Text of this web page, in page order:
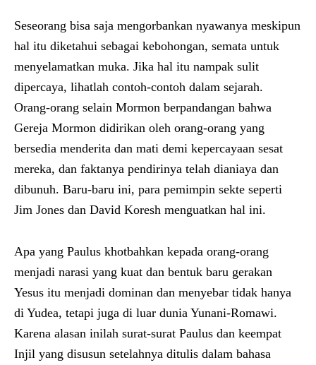
Seseorang bisa saja mengorbankan nyawanya meskipun
hal itu diketahui sebagai kebohongan, semata untuk
menyelamatkan muka. Jika hal itu nampak sulit
dipercaya, lihatlah contoh-contoh dalam sejarah.
Orang-orang selain Mormon berpandangan bahwa
Gereja Mormon didirikan oleh orang-orang yang
bersedia menderita dan mati demi kepercayaan sesat
mereka, dan faktanya pendirinya telah dianiaya dan
dibunuh. Baru-baru ini, para pemimpin sekte seperti
Jim Jones dan David Koresh menguatkan hal ini.
Apa yang Paulus khotbahkan kepada orang-orang
menjadi narasi yang kuat dan bentuk baru gerakan
Yesus itu menjadi dominan dan menyebar tidak hanya
di Yudea, tetapi juga di luar dunia Yunani-Romawi.
Karena alasan inilah surat-surat Paulus dan keempat
Injil yang disusun setelahnya ditulis dalam bahasa